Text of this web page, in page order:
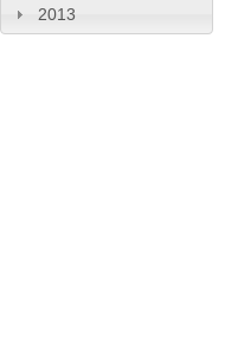
2013